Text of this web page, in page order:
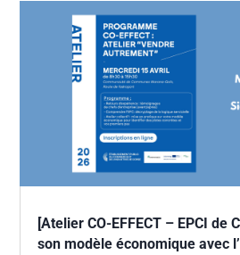
[Atelier CO-EFFECT – EPCI de
son modèle économique avec